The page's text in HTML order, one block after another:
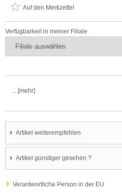
Auf den Merkzettel
Verfügbarkeit in meiner Filiale
... [mehr]
Artikel weiterempfehlen
Artikel günstiger gesehen ?
Verantwortliche Person in der EU